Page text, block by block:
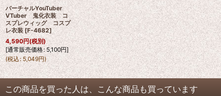
バーチャルYouTuber
VTuber 鬼化衣装 コ
スプレウィッグ コスプ
レ衣装 [F-4682]
4,590円(税別)
[通常販売価格: 5,100円]
(税込: 5,049円)
この商品を買った人は、こんな商品も買っています